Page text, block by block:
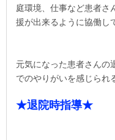
庭環境、仕事など患者さ
援が出来るように協働し
元気になった患者さんの
でのやりがいを感じられ
★退院時指導★